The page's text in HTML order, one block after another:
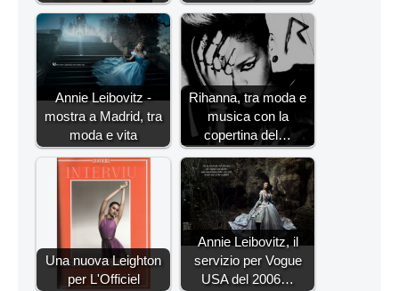
Annie Leibovitz -
mostra a Madrid, tra
moda e vita
Rihanna, tra moda e
musica con la
copertina del…
Una nuova Leighton
per L'Officiel
Annie Leibovitz, il
servizio per Vogue
USA del 2006…